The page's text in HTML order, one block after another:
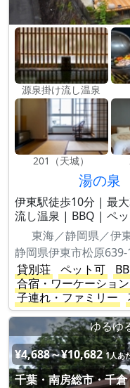
源泉掛け流し温泉
201（天城）
湯の泉
伊東駅徒歩10分 | 最
流し温泉 | BBQ | ペ
東海／静岡県／伊
静岡県伊東市松原
貸別荘
ペット可
合宿・ワーケーショ
子連れ・ファミリー
ゆるゆ
¥4,688～¥10,682 1人あ
千葉・南房総市・千倉